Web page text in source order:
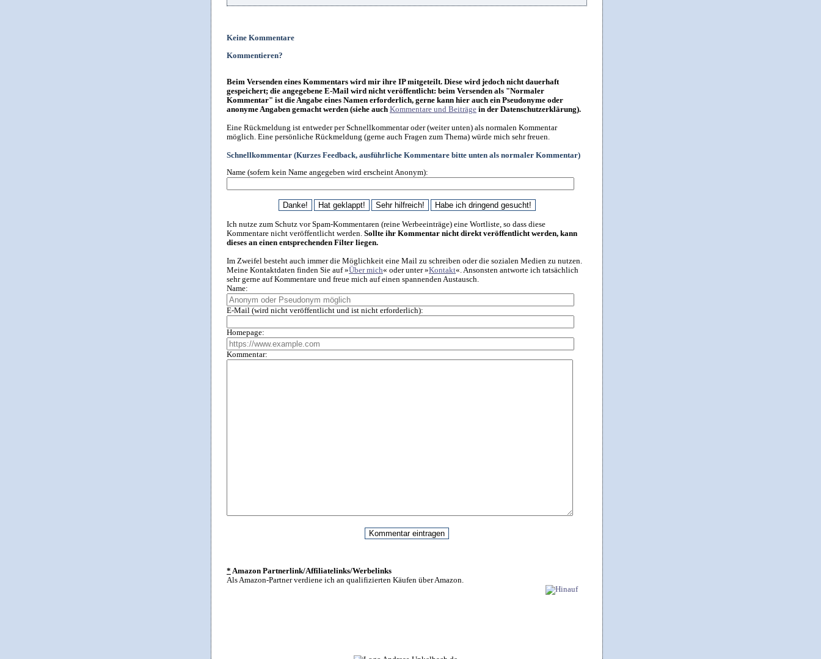
Keine Kommentare
Kommentieren?
Beim Versenden eines Kommentars wird mir ihre IP mitgeteilt. Diese wird jedoch nicht dauerhaft
gespeichert; die angegebene E-Mail wird nicht veröffentlicht: beim Versenden als "Normaler
Kommentar" ist die Angabe eines Namen erforderlich, gerne kann hier auch ein Pseudonyme oder
anonyme Angaben gemacht werden (siehe auch Kommentare und Beiträge in der Datenschutzerklärung).
Eine Rückmeldung ist entweder per Schnellkommentar oder (weiter unten) als normalen Kommentar
möglich. Eine persönliche Rückmeldung (gerne auch Fragen zum Thema) würde mich sehr freuen.
Schnellkommentar (Kurzes Feedback, ausführliche Kommentare bitte unten als normaler Kommentar)
Name (sofern kein Name angegeben wird erscheint Anonym):
Ich nutze zum Schutz vor Spam-Kommentaren (reine Werbeeinträge) eine Wortliste, so dass diese
Kommentare nicht veröffentlicht werden. Sollte ihr Kommentar nicht direkt veröffentlicht werden, kann
dieses an einen entsprechenden Filter liegen.
Im Zweifel besteht auch immer die Möglichkeit eine Mail zu schreiben oder die sozialen Medien zu nutzen.
Meine Kontaktdaten finden Sie auf »Über mich« oder unter »Kontakt«. Ansonsten antworte ich tatsächlich
sehr gerne auf Kommentare und freue mich auf einen spannenden Austausch.
Name:
E-Mail (wird nicht veröffentlicht und ist nicht erforderlich):
Homepage:
Kommentar:
* Amazon Partnerlink/Affiliatelinks/Werbelinks
Als Amazon-Partner verdiene ich an qualifizierten Käufen über Amazon.